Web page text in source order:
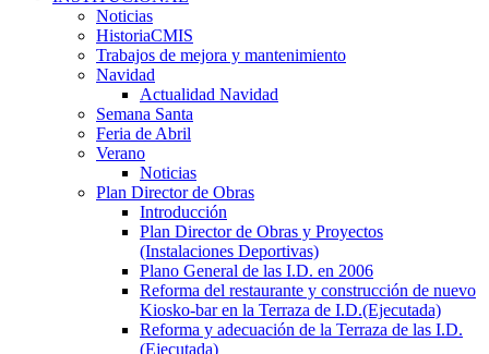
Noticias
HistoriaCMIS
Trabajos de mejora y mantenimiento
Navidad
Actualidad Navidad
Semana Santa
Feria de Abril
Verano
Noticias
Plan Director de Obras
Introducción
Plan Director de Obras y Proyectos
(Instalaciones Deportivas)
Plano General de las I.D. en 2006
Reforma del restaurante y construcción de nuevo
Kiosko-bar en la Terraza de I.D.(Ejecutada)
Reforma y adecuación de la Terraza de las I.D.
(Ejecutada)